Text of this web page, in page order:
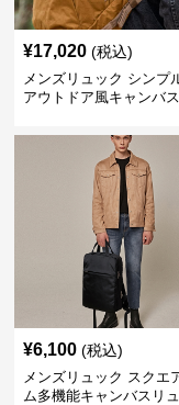
¥17,020 (税込)
メンズリュック シンプ
アウトドア風キャンバ
¥6,100 (税込)
メンズリュック スクエ
ム多機能キャンバスリ